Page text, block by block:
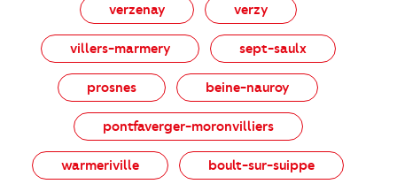
verzenay verzy
villers-marmery sept-saulx
prosnes beine-nauroy
pontfaverger-moronvilliers
warmeriville boult-sur-suippe